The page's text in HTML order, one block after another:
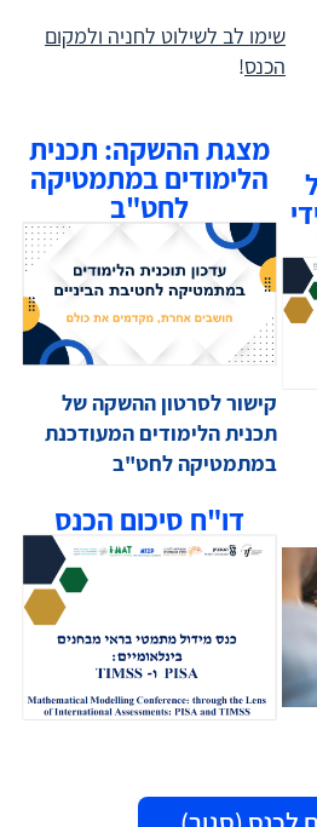
שימו לב לשילוט לחניה ולמקום
הכנס!
מצגת ההשקה: תכנית
הלימודים במתמטיקה
לחט"ב
קישור לסרטון ההשקה של
תכנית הלימודים המעודכנת
במתמטיקה לחט"ב
דו"ח סיכום הכנס